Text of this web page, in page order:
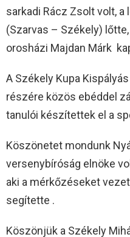
sarkadi Rácz Zsolt volt, a
(Szarvas – Székely)
orosházi Majdan Márk
A Székely Kupa
részére közös ebéddel
tanulói készítettek el a
Köszönetet mondunk
versenybíróság elnöke
aki a mérkőzéseket
segítette .
Köszönjük a Székely